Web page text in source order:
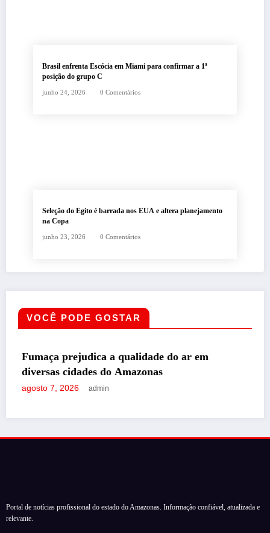
Brasil enfrenta Escócia em Miami para confirmar a 1ª
posição do grupo C
junho 24, 2026 0 Comentários
Seleção do Egito é barrada nos EUA e altera planejamento
na Copa
junho 23, 2026 0 Comentários
VOCÊ PODE GOSTAR
do ar em
POLÍTICA
Cerco ao assédio
proteger o voto do
Portal de notícias profissional do estado do Amazonas. Informação confiável, atualizada e
relevante.